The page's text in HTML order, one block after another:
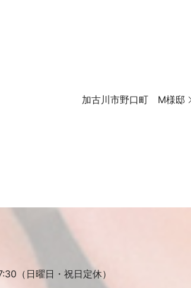
加古川市野口町 M様邸
（日曜日・祝日定休）